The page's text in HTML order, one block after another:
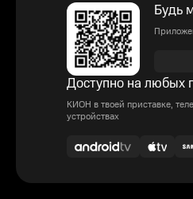
Будь
Доступно на любых
КИОН в твоей приставке,
устройствах